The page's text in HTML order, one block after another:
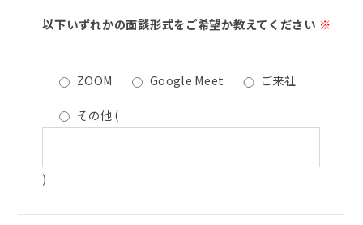
以下いずれかの面談形式をご希望か教えてください ※
ZOOM Google Meet ご来社
その他(
)